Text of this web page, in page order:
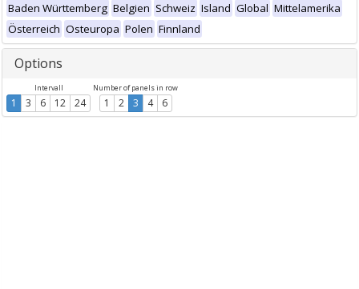
Baden Württemberg Belgien Schweiz Island Global Mittelamerika
Österreich Osteuropa Polen Finnland
Options
Intervall
1 3 6 12 24
Number of panels in row
1 2 3 4 6